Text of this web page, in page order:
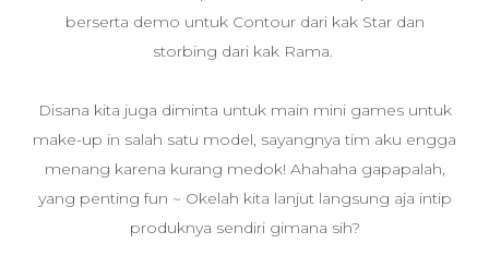
berserta demo untuk Contour dari kak Star dan
storbing dari kak Rama.
Disana kita juga diminta untuk main mini games untuk
make-up in salah satu model, sayangnya tim aku engga
menang karena kurang medok! Ahahaha gapapalah,
yang penting fun ~ Okelah kita lanjut langsung aja intip
produknya sendiri gimana sih?